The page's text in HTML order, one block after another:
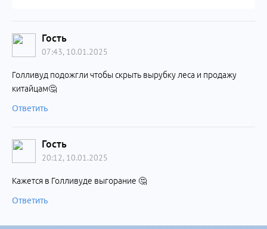
Гость
07:43, 10.01.2025
Голливуд подожгли чтобы скрыть вырубку леса и продажу
китайцам🤔
Ответить
Гость
20:12, 10.01.2025
Кажется в Голливуде выгорание 🤔
Ответить